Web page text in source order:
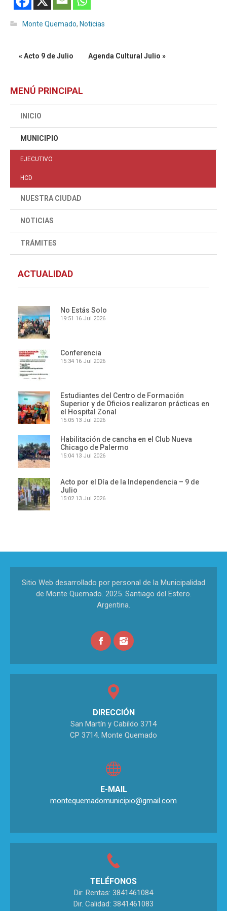
Monte Quemado, Noticias
« Acto 9 de Julio Agenda Cultural Julio »
MENÚ PRINCIPAL
INICIO
MUNICIPIO
EJECUTIVO
HCD
NUESTRA CIUDAD
NOTICIAS
TRÁMITES
ACTUALIDAD
No Estás Solo
19:51 16 Jul 2026
Conferencia
15:34 16 Jul 2026
Estudiantes del Centro de Formación
Superior y de Oficios realizaron prácticas en
el Hospital Zonal
15:05 13 Jul 2026
Habilitación de cancha en el Club Nueva
Chicago de Palermo
15:04 13 Jul 2026
Acto por el Día de la Independencia – 9 de
Julio
15:02 13 Jul 2026
Sitio Web desarrollado por personal de la Municipalidad
de Monte Quemado. 2025. Santiago del Estero.
Argentina.
DIRECCIÓN
San Martín y Cabildo 3714
CP 3714. Monte Quemado
E-MAIL
montequemadomunicipio@gmail.com
TELÉFONOS
Dir. Rentas: 3841461084
Dir. Calidad: 3841461083